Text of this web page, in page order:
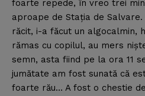
foarte repede, în vreo trei
aproape de Staţia de
răcit, i-a făcut un algocalmin,
rămas cu copilul, au mers
semn, asta fiind pe la ora 11
jumătate am fost sunată că
foarte rău… A fost o chestie